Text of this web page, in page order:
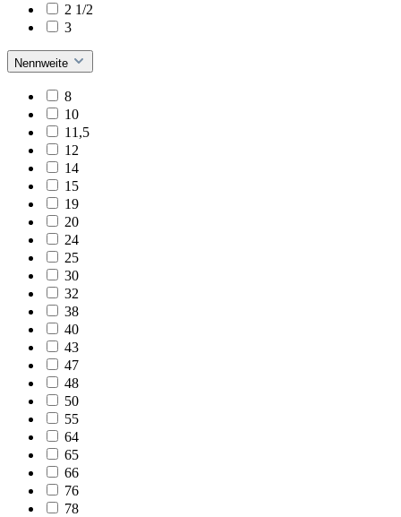
2 1/2
3
Nennweite
8
10
11,5
12
14
15
19
20
24
25
30
32
38
40
43
47
48
50
55
64
65
66
76
78